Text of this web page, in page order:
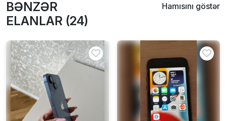
BƏNZƏR
ELANLAR (24)
Hamısını göstər